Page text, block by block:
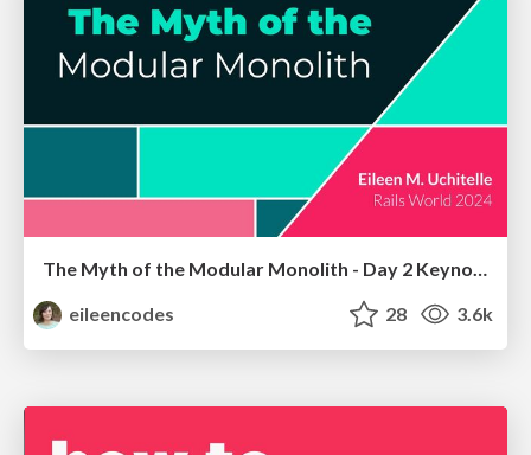
eileencodes
28 3.6k